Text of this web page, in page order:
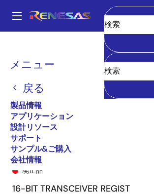
ン
Main
navigation
メニュー
戻る
製品情報
アプリケーション
設計リソース
サポート
サンプル&ご購入
会社情報
消去
パ
く
ず
74FCT162646T
74FCT162646ETPV
廃止品
16-BIT TRANSCEIVER REGIST